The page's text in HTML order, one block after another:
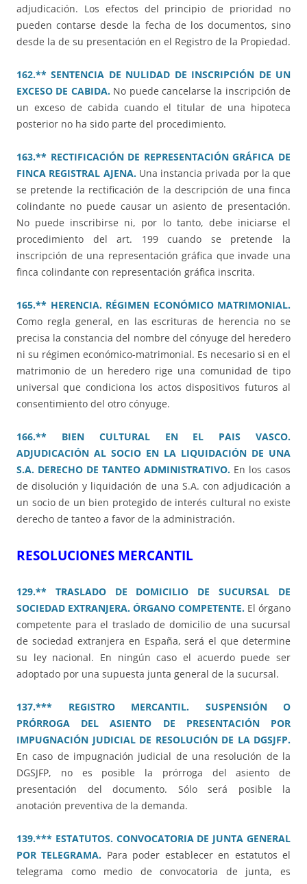
adjudicación. Los efectos del principio de prioridad no
pueden contarse desde la fecha de los documentos, sino
desde la de su presentación en el Registro de la Propiedad.
162.** SENTENCIA DE NULIDAD DE INSCRIPCIÓN DE UN
EXCESO DE CABIDA.No puede cancelarse la inscripción de
un exceso de cabida cuando el titular de una hipoteca
posterior no ha sido parte del procedimiento.
163.** RECTIFICACIÓN DE REPRESENTACIÓN GRÁFICA DE
FINCA REGISTRAL AJENA.Una instancia privada por la que
se pretende la rectificación de la descripción de una finca
colindante no puede causar un asiento de presentación.
No puede inscribirse ni, por lo tanto, debe iniciarse el
procedimiento del art. 199 cuando se pretende la
inscripción de una representación gráfica que invade una
finca colindante con representación gráfica inscrita.
165.** HERENCIA. RÉGIMEN ECONÓMICO MATRIMONIAL.
Como regla general, en las escrituras de herencia no se
precisa la constancia del nombre del cónyuge del heredero
ni su régimen económico-matrimonial. Es necesario si en el
matrimonio de un heredero rige una comunidad de tipo
universal que condiciona los actos dispositivos futuros al
consentimiento del otro cónyuge.
166.** BIEN CULTURAL EN EL PAIS VASCO.
ADJUDICACIÓN AL SOCIO EN LA LIQUIDACIÓN DE UNA
S.A. DERECHO DE TANTEO ADMINISTRATIVO. En los casos
de disolución y liquidación de una S.A. con adjudicación a
un socio de un bien protegido de interés cultural no existe
derecho de tanteo a favor de la administración.
RESOLUCIONES MERCANTIL
129.** TRASLADO DE DOMICILIO DE SUCURSAL DE
SOCIEDAD EXTRANJERA. ÓRGANO COMPETENTE. El órgano
competente para el traslado de domicilio de una sucursal
de sociedad extranjera en España, será el que determine
su ley nacional. En ningún caso el acuerdo puede ser
adoptado por una supuesta junta general de la sucursal.
137.*** REGISTRO MERCANTIL. SUSPENSIÓN O
PRÓRROGA DEL ASIENTO DE PRESENTACIÓN POR
IMPUGNACIÓN JUDICIAL DE RESOLUCIÓN DE LA DGSJFP.
En caso de impugnación judicial de una resolución de la
DGSJFP, no es posible la prórroga del asiento de
presentación del documento. Sólo será posible la
anotación preventiva de la demanda.
139.*** ESTATUTOS. CONVOCATORIA DE JUNTA GENERAL
POR TELEGRAMA. Para poder establecer en estatutos el
telegrama como medio de convocatoria de junta, es